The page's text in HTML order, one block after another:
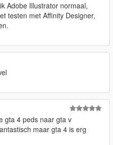
Adobe Illustrator normaal,
testen met Affinity Designer,
gta 4 peds naar gta v
maar gta 4 is erg